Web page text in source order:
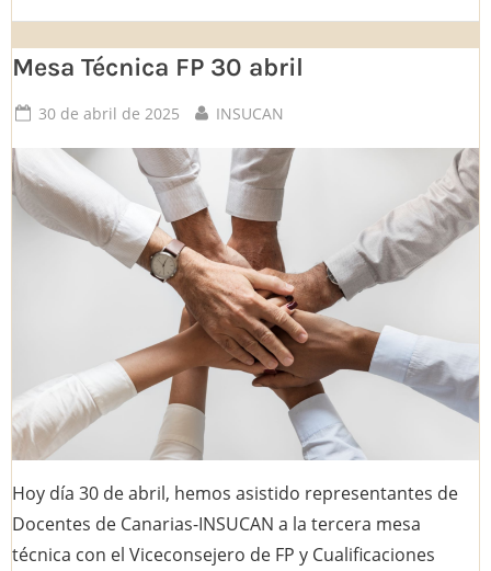
PROFESORADO
FP”
Mesa Técnica FP 30 abril
Posted
30 de abril de 2025 By
INSUCAN
Hoy día 30 de abril, hemos asistido representantes de
Docentes de Canarias-INSUCAN a la tercera mesa
técnica con el Viceconsejero de FP y Cualificaciones